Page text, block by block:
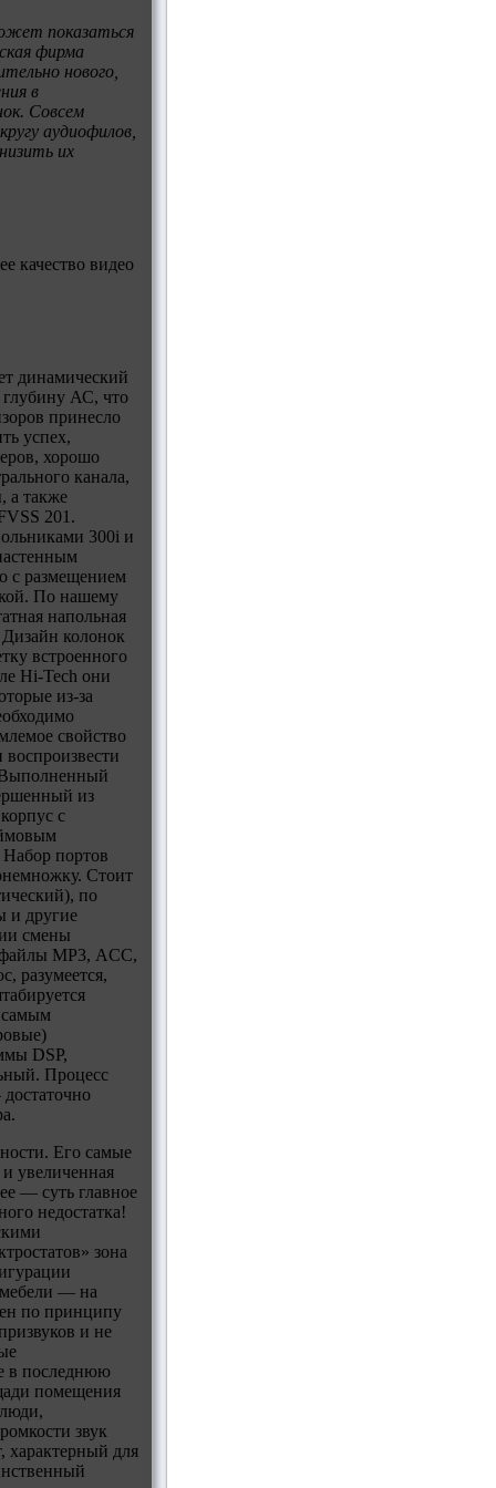
показаться
фирма
нового,
в
Совсем
аудиофилов,
их
качество видео
динамический
глубину АС, что
принесло
успех,
хорошо
канала,
а также
201.
300i и
с размещением
По нашему
напольная
колонок
встроенного
Hi-Tech они
из-за
свойство
воспроизвести
Выполненный
из
с
портов
Стоит
по
и другие
смены
файлы МР3, ACC,
разумеется,
самым
DSP,
Процесс
Его самые
увеличенная
— суть главное
недостатка!
зона
— на
по принципу
и не
в последнюю
помещения
звук
характерный для